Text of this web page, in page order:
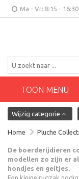
Ma - Vr: 8:15 - 16:30
TOON MENU
Wijzig categorie
Home Pluche
De boerderijdieren
modellen zo zijn er
hondjes en geitjes.
Een kleine rugzak